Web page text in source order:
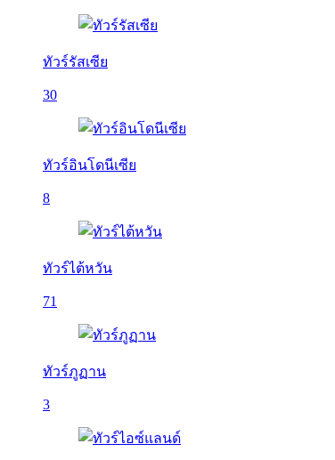
ทัวร์รัสเซีย
30
ทัวร์อินโดนีเซีย
8
ทัวร์ไต้หวัน
71
ทัวร์ภูฏาน
3